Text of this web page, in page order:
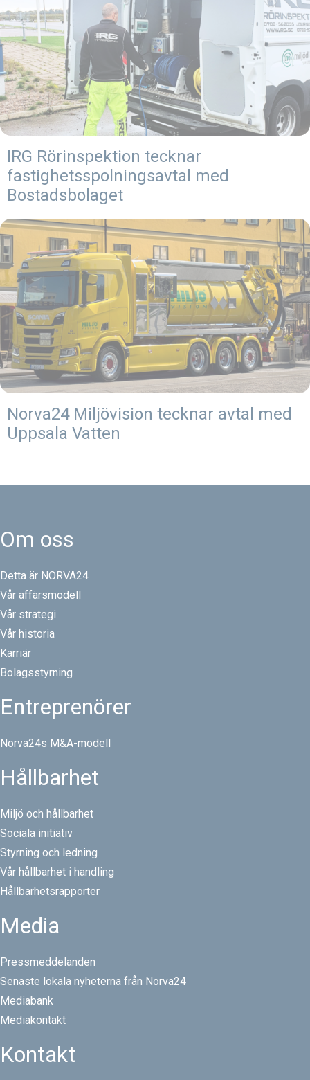
IRG Rörinspektion tecknar
fastighetsspolningsavtal med
Bostadsbolaget
Norva24 Miljövision tecknar avtal med
Uppsala Vatten
Om oss
Detta är NORVA24
Vår affärsmodell
Vår strategi
Vår historia
Karriär
Bolagsstyrning
Entreprenörer
Norva24s M&A-modell
Hållbarhet
Miljö och hållbarhet
Sociala initiativ
Styrning och ledning
Vår hållbarhet i handling
Hållbarhetsrapporter
Media
Pressmeddelanden
Senaste lokala nyheterna från Norva24
Mediabank
Mediakontakt
Kontakt